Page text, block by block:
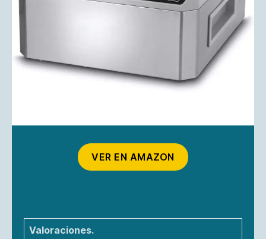
VER EN AMAZON
Valoraciones.